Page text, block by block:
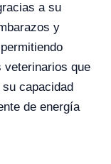
a su
y
veterinarios que
capacidad
de energía